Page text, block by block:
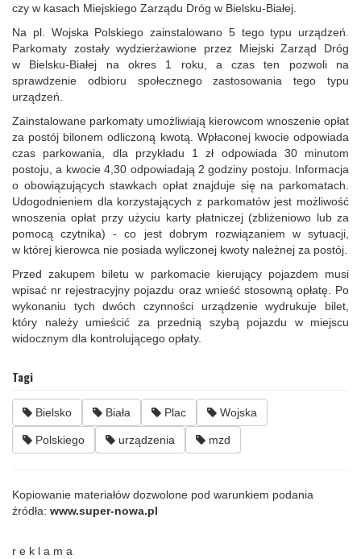
czy w kasach Miejskiego Zarządu Dróg w Bielsku-Białej.
Na pl. Wojska Polskiego zainstalowano 5 tego typu urządzeń.
Parkomaty zostały wydzierżawione przez Miejski Zarząd Dróg
w Bielsku-Białej na okres 1 roku, a czas ten pozwoli na
sprawdzenie odbioru społecznego zastosowania tego typu
urządzeń.
Zainstalowane parkomaty umożliwiają kierowcom wnoszenie opłat
za postój bilonem odliczoną kwotą. Wpłaconej kwocie odpowiada
czas parkowania, dla przykładu 1 zł odpowiada 30 minutom
postoju, a kwocie 4,30 odpowiadają 2 godziny postoju. Informacja
o obowiązujących stawkach opłat znajduje się na parkomatach.
Udogodnieniem dla korzystających z parkomatów jest możliwość
wnoszenia opłat przy użyciu karty płatniczej (zbliżeniowo lub za
pomocą czytnika) - co jest dobrym rozwiązaniem w sytuacji,
w której kierowca nie posiada wyliczonej kwoty należnej za postój.
Przed zakupem biletu w parkomacie kierujący pojazdem musi
wpisać nr rejestracyjny pojazdu oraz wnieść stosowną opłatę. Po
wykonaniu tych dwóch czynności urządzenie wydrukuje bilet,
który należy umieścić za przednią szybą pojazdu w miejscu
widocznym dla kontrolującego opłaty.
Tagi
Bielsko Biała Plac Wojska
Polskiego urządzenia mzd
Kopiowanie materiałów dozwolone pod warunkiem podania
źródła: www.super-nowa.pl
r e k l a m a